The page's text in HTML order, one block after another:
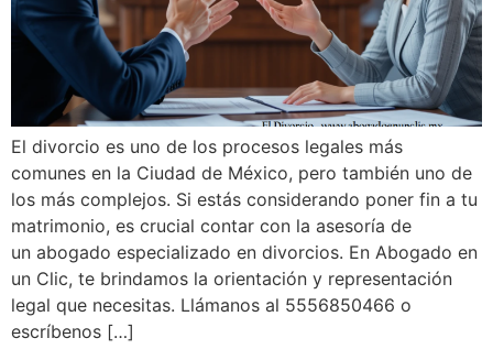
El divorcio es uno de los procesos legales más
comunes en la Ciudad de México, pero también uno de
los más complejos. Si estás considerando poner fin a tu
matrimonio, es crucial contar con la asesoría de
un abogado especializado en divorcios. En Abogado en
un Clic, te brindamos la orientación y representación
legal que necesitas. Llámanos al 5556850466 o
escríbenos […]